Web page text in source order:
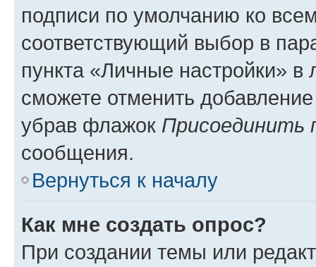
подписи по умолчанию ко
соответствующий выбор в
пункта «Личные настройки»
сможете отменить
убрав флажок Присоединить
сообщения.
Вернуться к началу
Как мне создать опрос?
При создании темы или